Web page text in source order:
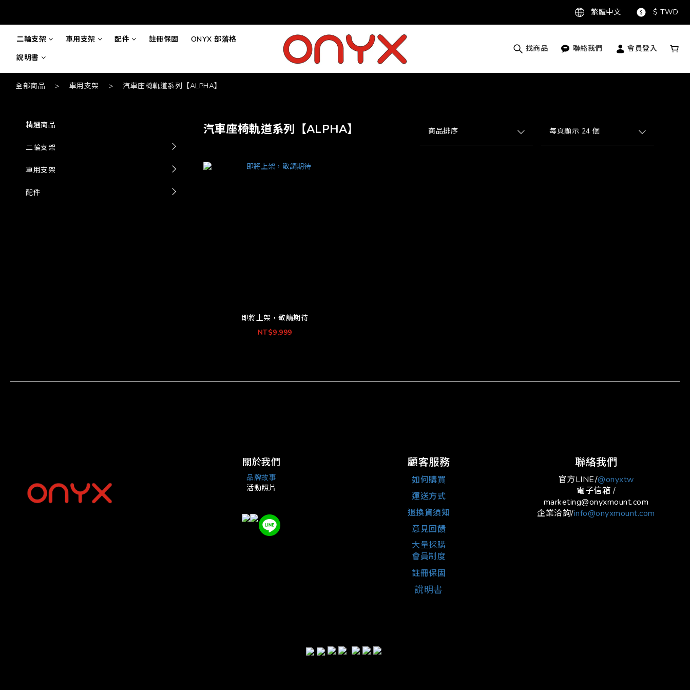
繁體中文 $ TWD
二輪支架 車用支架 配件 註冊保固
ONYX 部落格
說明書
找商品 聯絡我們 會員登入
全部商品 > 車用支架 > 汽車座椅軌道系列【ALPHA】
精選商品
二輪支架
車用支架
配件
汽車座椅軌道系列【ALPHA】 商品排序 每頁顯示 24 個
即將上架，敬請期待
NT$9,999
關於我們
品牌故事
活動照片
顧客服務
如何購買
運送方式
退換貨須知
意見回饋
大量採購
會員制度
註冊保固
說明書
聯絡我們
官方LINE/@onyxtw
電子信箱 /
marketing@onyxmount.com
企業洽詢/info@onyxmount.com